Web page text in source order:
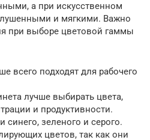
а при искусственном
и мягкими. Важно
при выборе цветовой гаммы
всего подходят для рабочего
лучше выбирать цвета,
и продуктивности.
синего, зеленого и серого.
цветов, так как они